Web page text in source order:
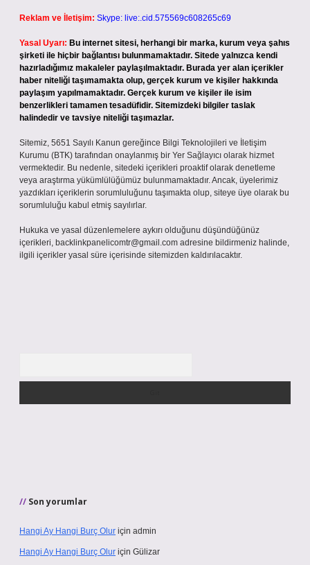
Reklam ve İletişim: Skype: live:.cid.575569c608265c69
Yasal Uyarı: Bu internet sitesi, herhangi bir marka, kurum veya şahıs
şirketi ile hiçbir bağlantısı bulunmamaktadır. Sitede yalnızca kendi
hazırladığımız makaleler paylaşılmaktadır. Burada yer alan içerikler
haber niteliği taşımamakta olup, gerçek kurum ve kişiler hakkında
paylaşım yapılmamaktadır. Gerçek kurum ve kişiler ile isim
benzerlikleri tamamen tesadüfidir. Sitemizdeki bilgiler taslak
halindedir ve tavsiye niteliği taşımazlar.
Sitemiz, 5651 Sayılı Kanun gereğince Bilgi Teknolojileri ve İletişim
Kurumu (BTK) tarafından onaylanmış bir Yer Sağlayıcı olarak hizmet
vermektedir. Bu nedenle, sitedeki içerikleri proaktif olarak denetleme
veya araştırma yükümlülüğümüz bulunmamaktadır. Ancak, üyelerimiz
yazdıkları içeriklerin sorumluluğunu taşımakta olup, siteye üye olarak bu
sorumluluğu kabul etmiş sayılırlar.
Hukuka ve yasal düzenlemelere aykırı olduğunu düşündüğünüz
içerikleri, backlinkpanelicomtr@gmail.com adresine bildirmeniz halinde,
ilgili içerikler yasal süre içerisinde sitemizden kaldırılacaktır.
Son yorumlar
Hangi Ay Hangi Burç Olur için admin
Hangi Ay Hangi Burç Olur için Gülizar